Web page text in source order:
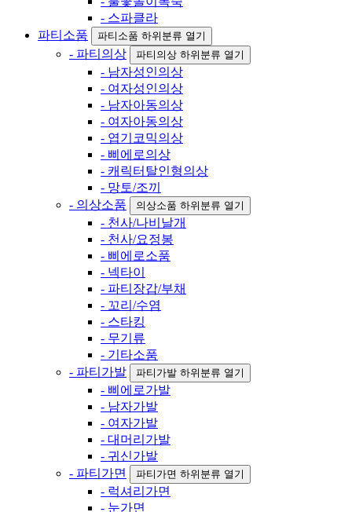
- 스파클라
파티소품
파티소품 하위분류 열기
- 파티의상 파티의상 하위분류 열기
- 남자성인의상
- 여자성인의상
- 남자아동의상
- 여자아동의상
- 엽기코믹의상
- 삐에로의상
- 캐릭터탈인형의상
- 망토/조끼
- 의상소품
의상소품 하위분류 열기
- 천사/나비날개
- 천사/요정봉
- 삐에로소품
- 넥타이
- 파티장갑/부채
- 꼬리/수염
- 스타킹
- 무기류
- 기타소품
- 파티가발
파티가발 하위분류 열기
- 삐에로가발
- 남자가발
- 여자가발
- 대머리가발
- 귀신가발
- 파티가면
파티가면 하위분류 열기
- 럭셔리가면
- 눈가면